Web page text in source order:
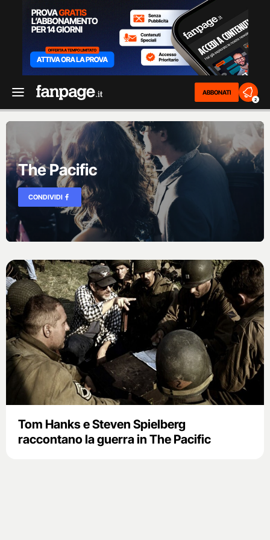
ABBONATI
2
The Pacific
CONDIVIDI
Tom Hanks e Steven Spielberg
raccontano la guerra in The Pacific